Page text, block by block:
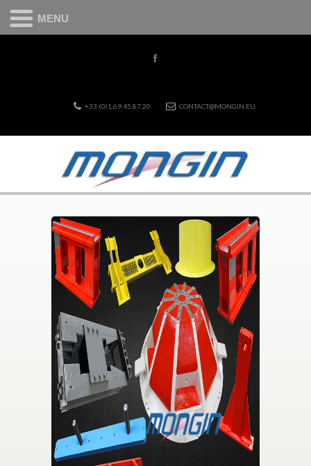
+33 (0)1.69.45.87.20 CONTACT@MONGIN.EU
MENU